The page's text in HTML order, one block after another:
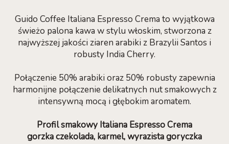
Guido Coffee Italiana Espresso Crema to wyjątkowa
świeżo palona kawa w stylu włoskim, stworzona z
najwyższej jakości ziaren arabiki z Brazylii Santos i
robusty India Cherry.
Połączenie 50% arabiki oraz 50% robusty zapewnia
harmonijne połączenie delikatnych nut smakowych z
intensywną mocą i głębokim aromatem.
Profil smakowy Italiana Espresso Crema
gorzka czekolada, karmel, wyrazista goryczka